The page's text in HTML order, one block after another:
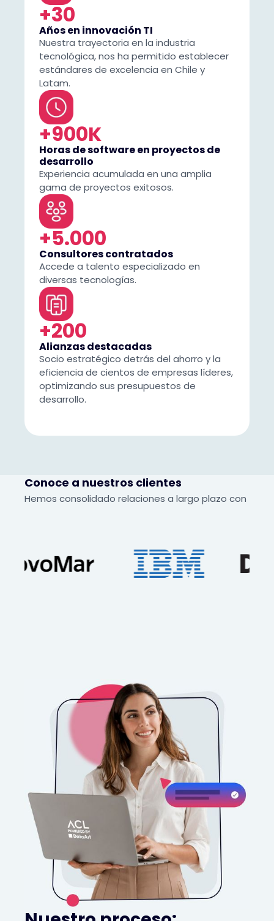
+30
Años en innovación TI
Nuestra trayectoria en la industria
tecnológica, nos ha permitido establecer
estándares de excelencia en Chile y
Latam.
+900K
Horas de software en proyectos de
desarrollo
Experiencia acumulada en una amplia
gama de proyectos exitosos.
+5.000
Consultores contratados
Accede a talento especializado en
diversas tecnologías.
+200
Alianzas destacadas
Socio estratégico detrás del ahorro y la
eficiencia de cientos de empresas líderes,
optimizando sus presupuestos de
desarrollo.
Conoce a nuestros clientes
Hemos consolidado relaciones a largo plazo con